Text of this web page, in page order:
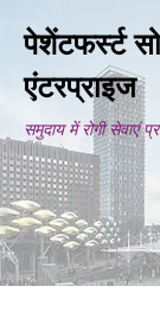
पेशेंटफर्स्ट
एंटरप्राइज
समुदाय में रोगी सेवाएं